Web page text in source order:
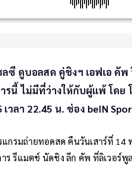
ลซี ดูบอลสด คู่ชิงฯ เอฟเอ คัพ
รนี้ ไม่มีที่ว่างให้กับผู้แพ้ โดย
ลา 22.45 น. ช่อง beIN
กรมถ่ายทอดสด คืนวันเสาร์ที่ 14
าร รีแมตช์ นัดชิง ลีก คัพ ที่ลิเวอร์